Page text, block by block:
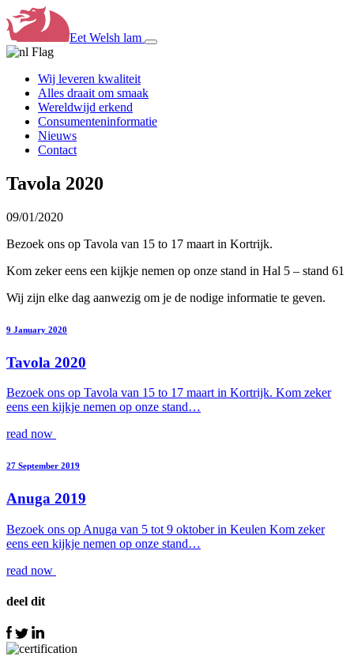
Eet Welsh lam
Wij leveren kwaliteit
Alles draait om smaak
Wereldwijd erkend
Consumenteninformatie
Nieuws
Contact
Tavola 2020
09/01/2020
Bezoek ons op Tavola van 15 to 17 maart in Kortrijk.
Kom zeker eens een kijkje nemen op onze stand in Hal 5 – stand 61
Wij zijn elke dag aanwezig om je de nodige informatie te geven.
9 January 2020
Tavola 2020
Bezoek ons op Tavola van 15 to 17 maart in Kortrijk. Kom zeker
eens een kijkje nemen op onze stand…
read now
27 September 2019
Anuga 2019
Bezoek ons op Anuga van 5 tot 9 oktober in Keulen Kom zeker
eens een kijkje nemen op onze stand…
read now
deel dit